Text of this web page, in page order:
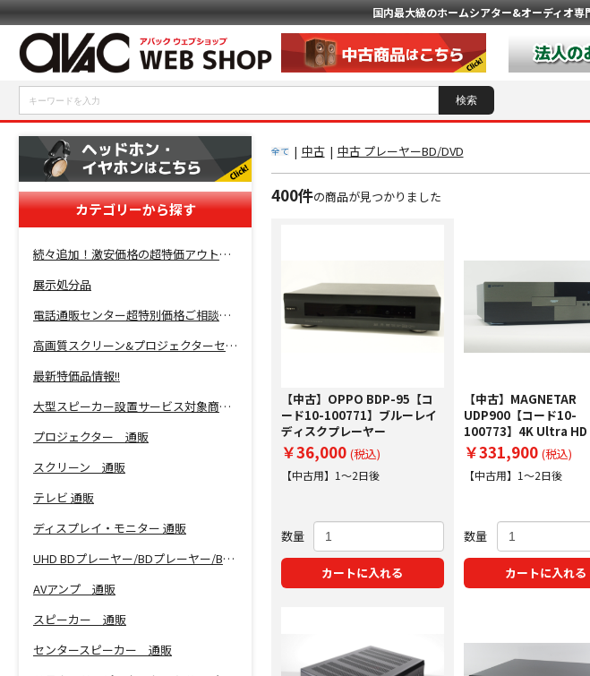
国内最大級のホームシアター&オーディオ専
カテゴリーから探す
続々追加！激安価格の超特価アウトレットセール開催！
展示処分品
電話通販センター超特別価格ご相談コーナー！
高画質スクリーン&プロジェクターセット超特価！
最新特価品情報!!
大型スピーカー設置サービス対象商品！
プロジェクター 通販
スクリーン 通販
テレビ 通販
ディスプレイ・モニター 通販
UHD BDプレーヤー/BDプレーヤー/BDレコーダー 通販
AVアンプ 通販
スピーカー 通販
センタースピーカー 通販
全て | 中古 | 中古 プレーヤーBD/DVD
400件の商品が見つかりました
【中古】OPPO BDP-95【コ
ード10-100771】ブルーレイ
ディスクプレーヤー
￥36,000 (税込)
【中古用】1～2日後
数量
カートに入れる
【中古】MAGNETAR
UDP900【コード10-
100773】4K Ultra HD
レイプレーヤー
￥331,900 (税込)
【中古用】1～2日後
数量
カートに入れる